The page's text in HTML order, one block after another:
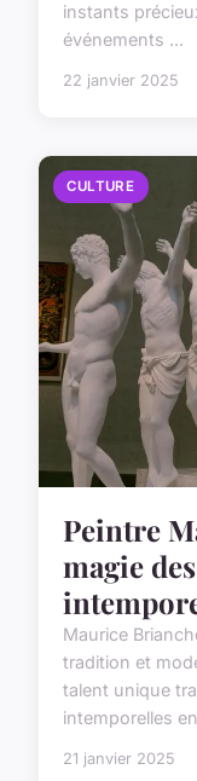
instants
événements ...
22 janvier 2025
CULTURE
Peintre
magie
Maurice
tradition et
talent unique
intemporelles
21 janvier 2025